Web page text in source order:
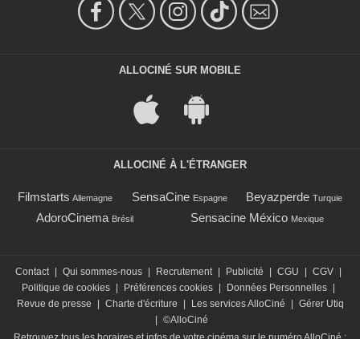
ALLOCINÉ SUR MOBILE
ALLOCINÉ À L'ÉTRANGER
Filmstarts Allemagne SensaCine Espagne Beyazperde Turquie
AdoroCinema Brésil Sensacine México Mexique
Contact Qui sommes-nous Recrutement Publicité CGU CGV
Politique de cookies
Préférences cookies Données Personnelles
Revue de presse
Charte d'écriture Les services AlloCiné
Gérer Utiq
©AlloCiné